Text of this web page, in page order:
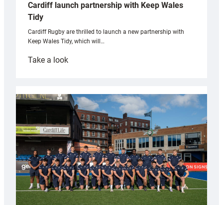
Cardiff launch partnership with Keep Wales
Tidy
Cardiff Rugby are thrilled to launch a new partnership with
Keep Wales Tidy, which will…
Take a look:
partnership
with
Keep
Wales
Tidy